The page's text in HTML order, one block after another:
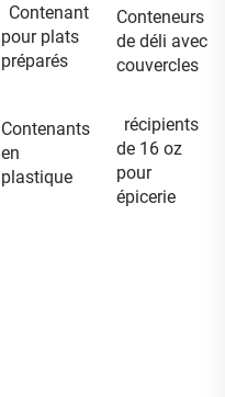
Contenant
pour plats
préparés
Conteneurs
de déli avec
couvercles
Contenants
en
plastique
récipients
de 16 oz
pour
épicerie